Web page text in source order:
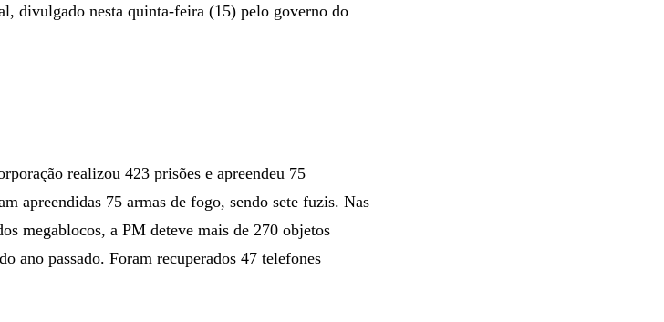
divulgado nesta quinta-feira (15) pelo governo do
realizou 423 prisões e apreendeu 75
apreendidas 75 armas de fogo, sendo sete fuzis. Nas
megablocos, a PM deteve mais de 270 objetos
ano passado. Foram recuperados 47 telefones